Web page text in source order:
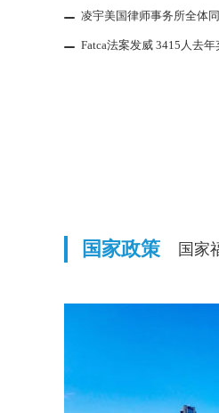
凌宇美国律师事务所全体
Fatca法案发威 3415人去
永久
国家政策 国家